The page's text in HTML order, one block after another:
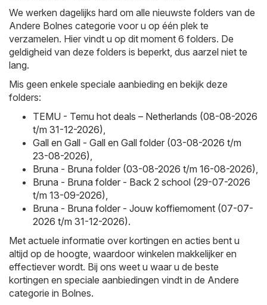
We werken dagelijks hard om alle nieuwste folders van de
Andere Bolnes categorie voor u op één plek te
verzamelen. Hier vindt u op dit moment 6 folders. De
geldigheid van deze folders is beperkt, dus aarzel niet te
lang.
Mis geen enkele speciale aanbieding en bekijk deze
folders:
TEMU - Temu hot deals – Netherlands (08-08-2026
t/m 31-12-2026)
Gall en Gall - Gall en Gall folder (03-08-2026 t/m
23-08-2026)
Bruna - Bruna folder (03-08-2026 t/m 16-08-2026)
Bruna - Bruna folder - Back 2 school (29-07-2026
t/m 13-09-2026)
Bruna - Bruna folder - Jouw koffiemoment (07-07-
2026 t/m 31-12-2026).
Met actuele informatie over kortingen en acties bent u
altijd op de hoogte, waardoor winkelen makkelijker en
effectiever wordt. Bij ons weet u waar u de beste
kortingen en speciale aanbiedingen vindt in de Andere
categorie in Bolnes.